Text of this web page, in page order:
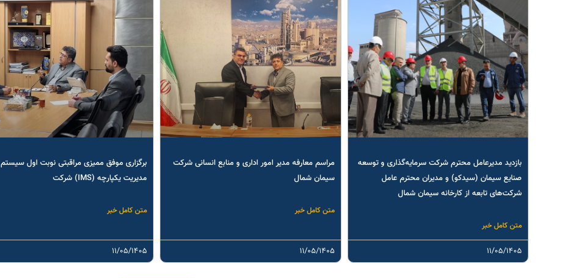
بازدید مدیرعامل محترم شرکت سرمایه‌گذاری و توسعه
صنایع سیمان (سیدکو) و مدیران محترم عامل
شرکت‌های تابعه از کارخانه سیمان شمال
متن کامل خبر
۱۱/۰۵/۱۴۰۵
مراسم معارفه مدیر امور اداری و منابع انسانی شرکت
سیمان شمال
متن کامل خبر
۱۱/۰۵/۱۴۰۵
برگزاری موفق ممیزی مراقبتی نوبت اول سیستم
مدیریت یکپارچه (IMS) شرکت
متن کامل خبر
۱۱/۰۵/۱۴۰۵